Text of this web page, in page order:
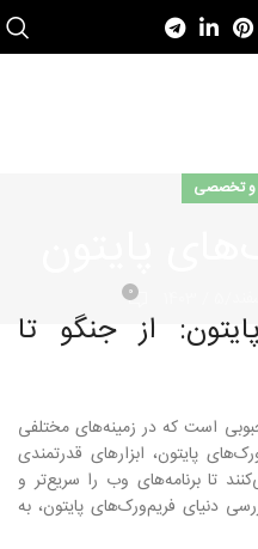
و تخصصی
0
از جنگو تا
است که در زمینه‌های مختلفی
پایتون، ابزارهای قدرتمندی
تا برنامه‌های وب را سریع‌تر و
دنیای فریم‌ورک‌های پایتون، به